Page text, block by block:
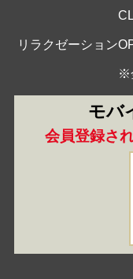
リラクゼーション
※
モバ
会員登録さ